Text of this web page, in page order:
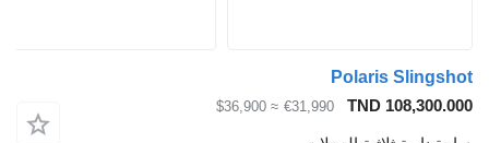
Polaris Slingshot
TND 108,300.000
€31,990
≈ $36,900